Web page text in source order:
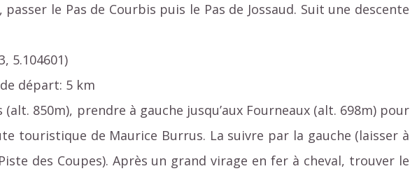
le Pas de Courbis puis le Pas de Jossaud. Suit une descente
5.104601)
départ: 5 km
850m), prendre à gauche jusqu’aux Fourneaux (alt. 698m) pour
touristique de Maurice Burrus. La suivre par la gauche (laisser à
des Coupes). Après un grand virage en fer à cheval, trouver le